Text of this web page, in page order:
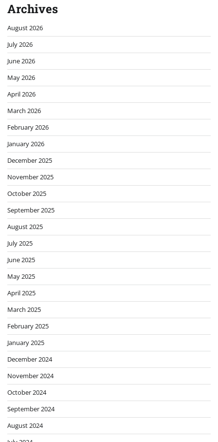
Archives
August 2026
July 2026
June 2026
May 2026
April 2026
March 2026
February 2026
January 2026
December 2025
November 2025
October 2025
September 2025
August 2025
July 2025
June 2025
May 2025
April 2025
March 2025
February 2025
January 2025
December 2024
November 2024
October 2024
September 2024
August 2024